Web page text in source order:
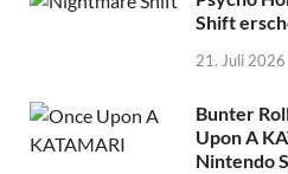
Shift
21. Juli 2026
Bunter
Upon A
Nintendo